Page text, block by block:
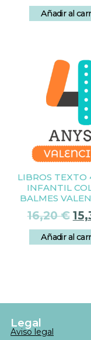
Añadir al
LIBROS TEXTO
INFANTIL
BALMES
16,20€
Añadir al
Legal
Aviso legal